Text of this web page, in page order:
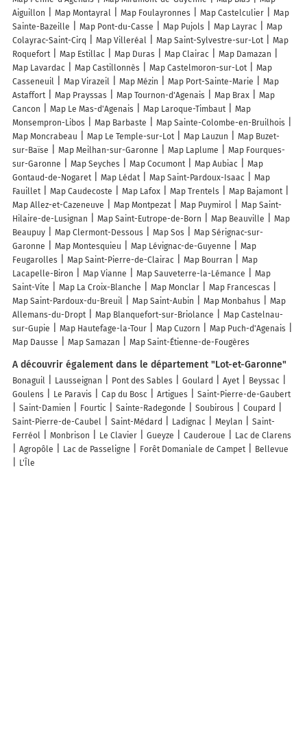
Aiguillon
Map Montayral Map Foulayronnes Map Castelculier
Map
Sainte-Bazeille
Map Pont-du-Casse Map Pujols Map Layrac
Map
Colayrac-Saint-Cirq
Map Villeréal Map Saint-Sylvestre-sur-Lot
Map
Roquefort
Map Estillac Map Duras Map Clairac
Map Damazan
Map Lavardac
Map Castillonnès Map Castelmoron-sur-Lot
Map
Casseneuil
Map Virazeil Map Mézin Map Port-Sainte-Marie
Map
Astaffort
Map Prayssas Map Tournon-d'Agenais Map Brax
Map
Cancon
Map Le Mas-d'Agenais Map Laroque-Timbaut
Map
Monsempron-Libos
Map Barbaste
Map Sainte-Colombe-en-Bruilhois
Map Moncrabeau
Map Le Temple-sur-Lot Map Lauzun
Map Buzet-
sur-Baïse
Map Meilhan-sur-Garonne Map Laplume
Map Fourques-
sur-Garonne
Map Seyches Map Cocumont Map Aubiac
Map
Gontaud-de-Nogaret
Map Lédat Map Saint-Pardoux-Isaac
Map
Fauillet
Map Caudecoste Map Lafox Map Trentels
Map Bajamont
Map Allez-et-Cazeneuve
Map Montpezat Map Puymirol
Map Saint-
Hilaire-de-Lusignan
Map Saint-Eutrope-de-Born Map Beauville
Map
Beaupuy
Map Clermont-Dessous Map Sos
Map Sérignac-sur-
Garonne
Map Montesquieu Map Lévignac-de-Guyenne
Map
Feugarolles
Map Saint-Pierre-de-Clairac Map Bourran
Map
Lacapelle-Biron
Map Vianne Map Sauveterre-la-Lémance
Map
Saint-Vite
Map La Croix-Blanche Map Monclar
Map Francescas
Map Saint-Pardoux-du-Breuil
Map Saint-Aubin Map Monbahus
Map
Allemans-du-Dropt
Map Blanquefort-sur-Briolance
Map Castelnau-
sur-Gupie
Map Hautefage-la-Tour Map Cuzorn
Map Puch-d'Agenais
Map Dausse
Map Samazan Map Saint-Étienne-de-Fougères
A découvrir également dans le département "Lot-et-Garonne"
Bonaguil Lausseignan Pont des Sables Goulard Ayet
Beyssac
Goulens
Le Paravis Cap du Bosc Artigues
Saint-Pierre-de-Gaubert
Saint-Damien
Fourtic Sainte-Radegonde Soubirous
Coupard
Saint-Pierre-de-Caubel
Saint-Médard Ladignac Meylan
Saint-
Ferréol
Monbrison Le Clavier Gueyze Cauderoue
Lac de Clarens
Agropôle
Lac de Passeligne Forêt Domaniale de Campet
Bellevue
L'Île